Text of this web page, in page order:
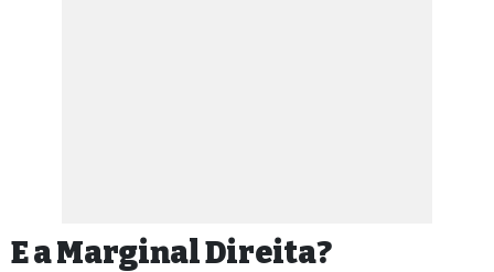
E a Marginal Direita?